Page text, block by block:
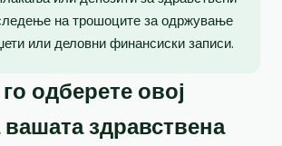
на трошоците за одржување
или деловни финансиски записи.
одберете овој
вашата здравствена